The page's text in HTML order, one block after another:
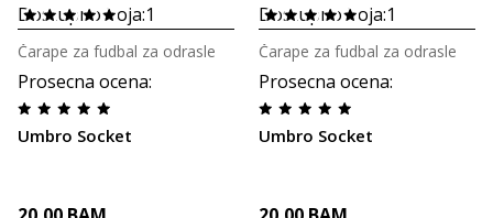
Dostupno boja:1
Prosecna ocena:
Umbro Socket
Čarape za fudbal za odrasle
Dostupno boja:1
Prosecna ocena:
Umbro Socket
Čarape za fudbal za odrasle